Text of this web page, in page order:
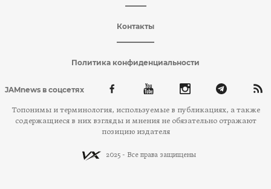
Контакты
Политика конфиденциальности
JAMnews в соцсетях
Топонимы и терминология, используемые в публикациях, а также
содержащиеся в них взгляды и мнения не обязательно отражают
позицию издателя
2025 - Все права защищены